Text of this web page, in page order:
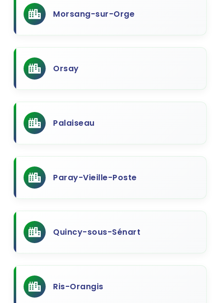
Morsang-sur-Orge
Orsay
Palaiseau
Paray-Vieille-Poste
Quincy-sous-Sénart
Ris-Orangis